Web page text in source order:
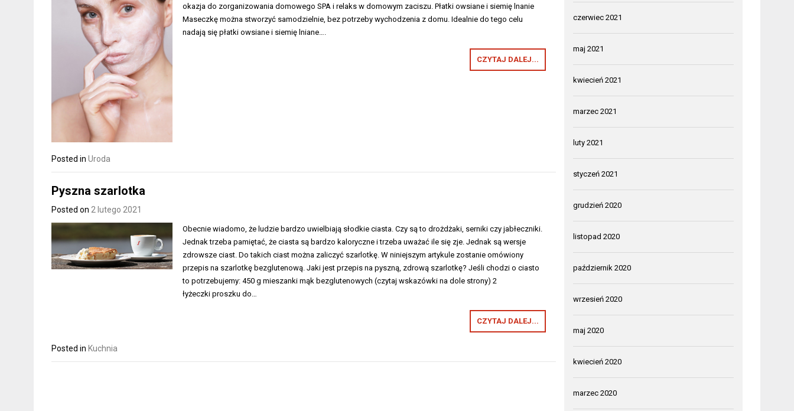
okazja do zorganizowania domowego SPA i relaks w domowym zaciszu. Płatki owsiane i siemię lnanie
Maseczkę można stworzyć samodzielnie, bez potrzeby wychodzenia z domu. Idealnie do tego celu
nadają się płatki owsiane i siemię lniane….
CZYTAJ DALEJ...
Posted in Uroda
Pyszna szarlotka
Posted on 2 lutego 2021
Obecnie wiadomo, że ludzie bardzo uwielbiają słodkie ciasta. Czy są to drożdżaki, serniki czy jabłeczniki.
Jednak trzeba pamiętać, że ciasta są bardzo kaloryczne i trzeba uważać ile się zje. Jednak są wersje
zdrowsze ciast. Do takich ciast można zaliczyć szarlotkę. W niniejszym artykule zostanie omówiony
przepis na szarlotkę bezglutenową. Jaki jest przepis na pyszną, zdrową szarlotkę? Jeśli chodzi o ciasto
to potrzebujemy: 450 g mieszanki mąk bezglutenowych (czytaj wskazówki na dole strony) 2
łyżeczki proszku do…
CZYTAJ DALEJ...
Posted in Kuchnia
czerwiec 2021
maj 2021
kwiecień 2021
marzec 2021
luty 2021
styczeń 2021
grudzień 2020
listopad 2020
październik 2020
wrzesień 2020
maj 2020
kwiecień 2020
marzec 2020